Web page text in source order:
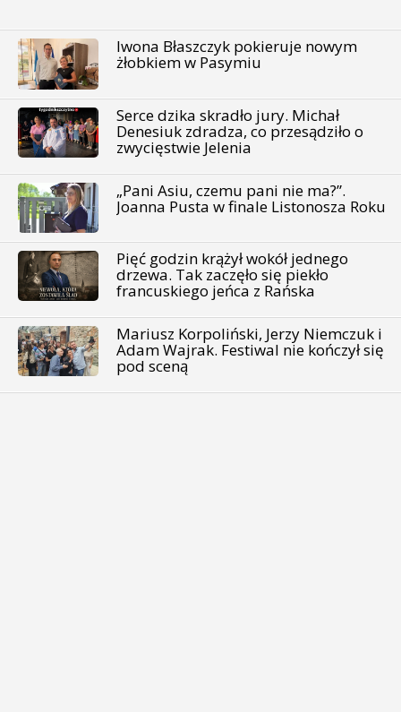
Iwona Błaszczyk pokieruje nowym
żłobkiem w Pasymiu
Serce dzika skradło jury. Michał
Denesiuk zdradza, co przesądziło o
zwycięstwie Jelenia
„Pani Asiu, czemu pani nie ma?”.
Joanna Pusta w finale Listonosza Roku
Pięć godzin krążył wokół jednego
drzewa. Tak zaczęło się piekło
francuskiego jeńca z Rańska
Mariusz Korpoliński, Jerzy Niemczuk i
Adam Wajrak. Festiwal nie kończył się
pod sceną